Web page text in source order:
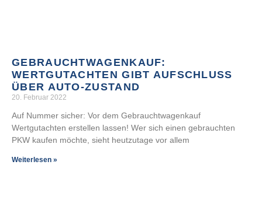
GEBRAUCHTWAGENKAUF:
WERTGUTACHTEN GIBT AUFSCHLUSS
ÜBER AUTO-ZUSTAND
20. Februar 2022
Auf Nummer sicher: Vor dem Gebrauchtwagenkauf
Wertgutachten erstellen lassen! Wer sich einen gebrauchten
PKW kaufen möchte, sieht heutzutage vor allem
Weiterlesen »